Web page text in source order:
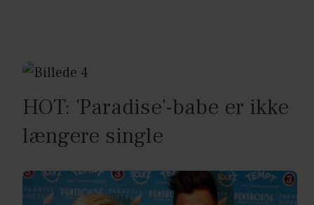
HOT: 'Paradise'-babe er ikke
længere single